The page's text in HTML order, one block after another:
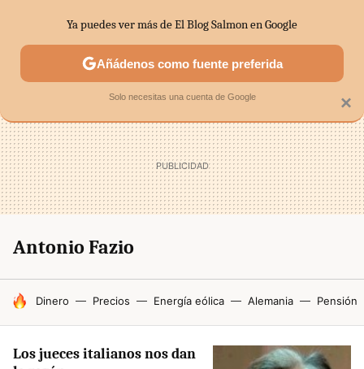
SECTORES ECONOMÍA DOMÉSTICA MERCADOS
Antonio Fazio
HOY SE HABLA DE
Dinero Precios Energía eólica Alemania Pensión
Los jueces italianos nos dan
×
Ya puedes ver más de El Blog Salmon en Google
Añádenos como fuente preferida
Solo necesitas una cuenta de Google